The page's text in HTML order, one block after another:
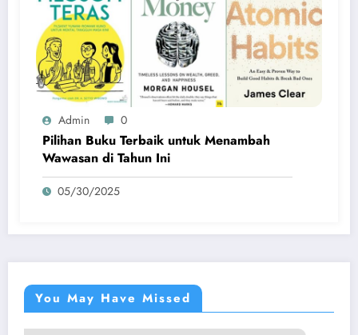
Admin 0
Pilihan Buku Terbaik untuk Menambah
Wawasan di Tahun Ini
05/30/2025
You May Have Missed